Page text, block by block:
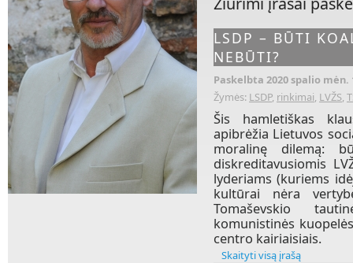
LSDP – BŪTI
NEBŪTI?
Paskelbta 2020 spalio
Žymės: LSDP, rinkimai, LVŽS,
Šis hamletiškas
apibrėžia Lietuvos
moralinę dilemą:
diskreditavusiomis
lyderiams (kuriems
kultūrai nėra
Tomaševskio
komunistinės
centro kairiaisiais.
Skaityti visą įrašą